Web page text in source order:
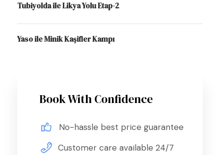
Tubiyolda ile Likya Yolu Etap-2
Yaso ile Minik Kaşifler Kampı
Book With Confidence
No-hassle best price guarantee
Customer care available 24/7